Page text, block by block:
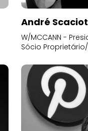
André
W/MCCANN -
Sócio